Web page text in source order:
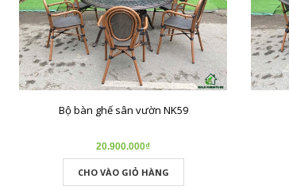
Bộ bàn ghế sân vườn NK59
20.900.000₫
CHO VÀO GIỎ HÀNG